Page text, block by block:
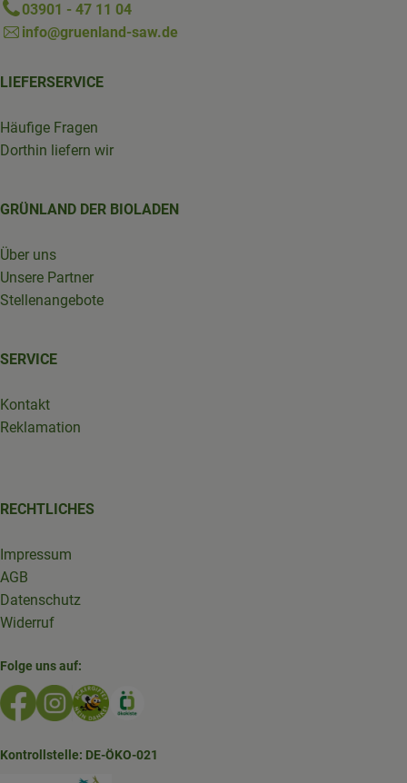
03901 - 47 11 04
info@gruenland-saw.de
LIEFERSERVICE
Häufige Fragen
Dorthin liefern wir
GRÜNLAND DER BIOLADEN
Über uns
Unsere Partner
Stellenangebote
SERVICE
Kontakt
Reklamation
RECHTLICHES
Impressum
AGB
Datenschutz
Widerruf
Folge uns auf:
Externer Link zu https://www.facebook.com/
Externer Link zu https://www.instagram.com/
Externer Link zu https://www.bioladen-
Kontrollstelle: DE-ÖKO-021